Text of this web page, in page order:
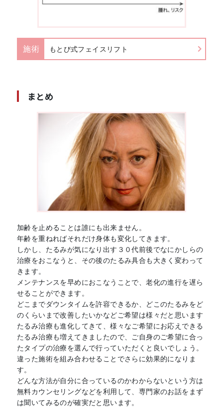
施術 もとび式フェイスリフト
まとめ
加齢を止めることは誰にも出来ません。
年齢を重ねればそれだけ身体も変化してきます。
しかし、たるみが気になり出す３０代前後でなにかしらの
治療をおこなうと、その後のたるみ具合も大きく変わって
きます。
メンテナンスを早めにおこなうことで、老化の進行を遅ら
せることができます。
どこまでダウンタイムを許容できるか、どこのたるみをど
のくらいまで改善したいかなどご希望は様々だと思います
たるみ治療も進化してきて、様々なご希望にお応えできる
たるみ治療も増えてきましたので、ご自身のご希望に合っ
たタイプの治療を選んで行っていただくと良いでしょう。
違った施術を組み合わせることでさらに効果的になりま
す。
どんな方法が自分に合っているのかわからないという方は
無料カウンセリングなどを利用して、専門家のお話をまず
は聞いてみるのが確実だと思います。